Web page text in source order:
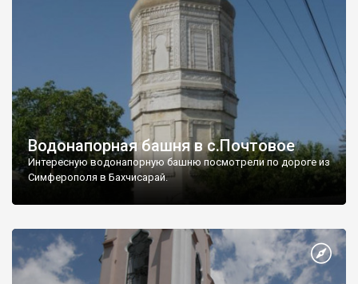
Водонапорная башня в с.Почтовое
Интересную водонапорную башню посмотрели по дороге из
Симферополя в Бахчисарай.